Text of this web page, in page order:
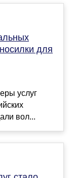
для
услуг
вол...